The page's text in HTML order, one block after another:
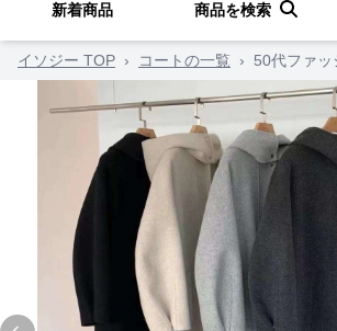
新着商品 商品を検索
イソジー TOP › コートの一覧 › 50代ファ